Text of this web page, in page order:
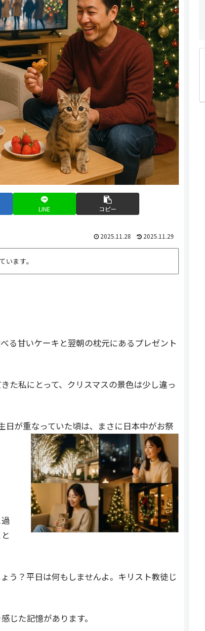
LINE コピー
2025.11.28 2025.11.29
います。
る甘いケーキと翌朝の枕元にあるプレゼント
た私にとって、クリスマスの景色は少し違っ
日が重なっていた頃は、まさに日本中がお祭
う？平日は何もしませんよ。キリスト教徒じ
じた記憶があります。